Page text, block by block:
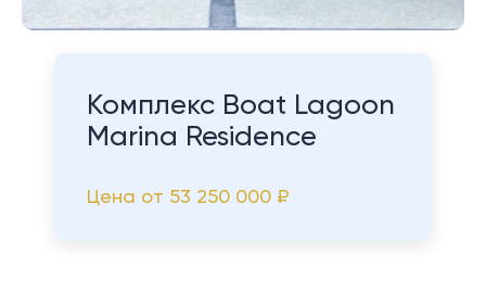
Комплекс Boat Lagoon
Marina Residence
Цена от 53 250 000 ₽